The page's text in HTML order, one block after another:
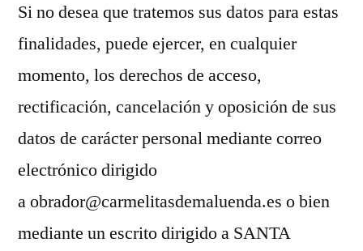
Si no desea que tratemos sus datos para estas
finalidades, puede ejercer, en cualquier
momento, los derechos de acceso,
rectificación, cancelación y oposición de sus
datos de carácter personal mediante correo
electrónico dirigido
a obrador@carmelitasdemaluenda.es o bien
mediante un escrito dirigido a SANTA